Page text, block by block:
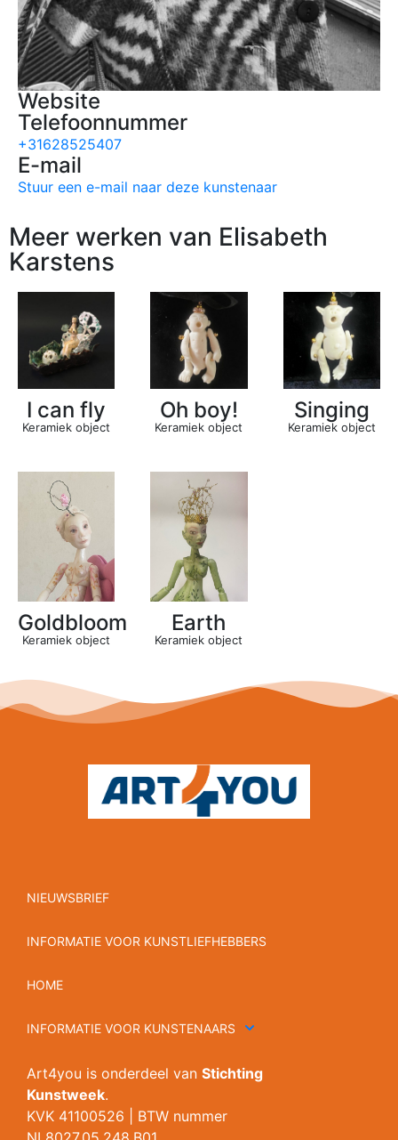
Website
Telefoonnummer
+31628525407
E-mail
Stuur een e-mail naar deze kunstenaar
Meer werken van Elisabeth
Karstens
I can fly
Keramiek object
Oh boy!
Keramiek object
Singing
Keramiek object
Goldbloom
Keramiek object
Earth
Keramiek object
NIEUWSBRIEF
INFORMATIE VOOR KUNSTLIEFHEBBERS
HOME
INFORMATIE VOOR KUNSTENAARS
Art4you is onderdeel van Stichting
Kunstweek.
KVK 41100526 | BTW nummer